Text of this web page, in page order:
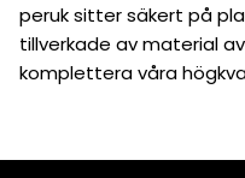
peruk sitter säkert på
tillverkade av material
komplettera våra